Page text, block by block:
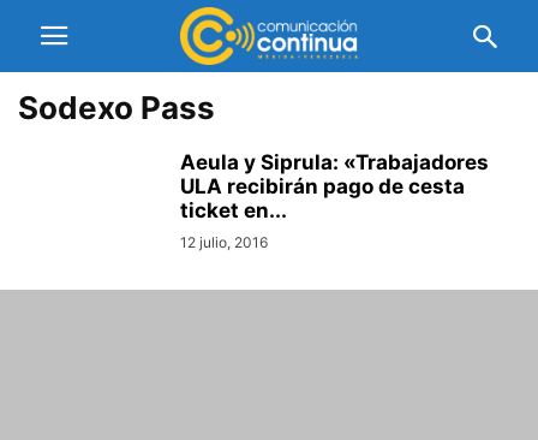
Sodexo Pass
Aeula y Siprula: «Trabajadores
ULA recibirán pago de cesta
ticket en...
12 julio, 2016